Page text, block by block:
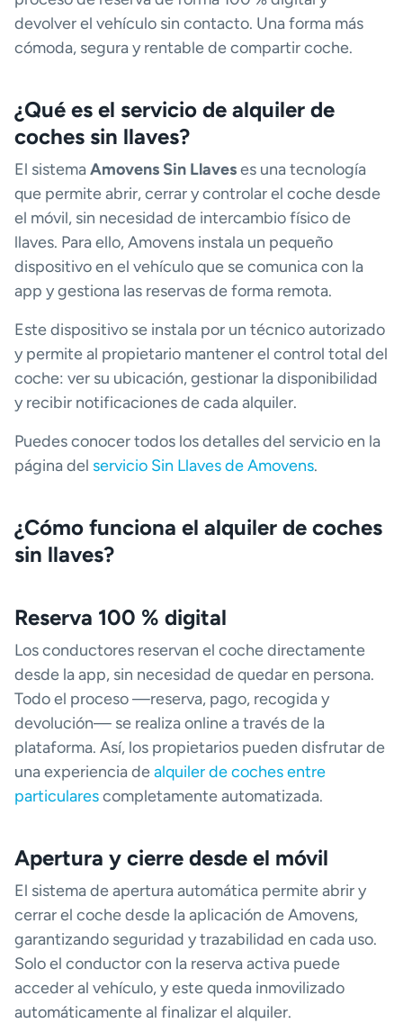
devolver el vehículo sin contacto. Una forma más
cómoda, segura y rentable de compartir coche.
¿Qué es el servicio de alquiler de
coches sin llaves?
El sistemaAmovens Sin Llaveses una tecnología
que permite abrir, cerrar y controlar el coche desde
el móvil, sin necesidad de intercambio físico de
llaves. Para ello, Amovens instala un pequeño
dispositivo en el vehículo que se comunica con la
app y gestiona las reservas de forma remota.
Este dispositivo se instala por un técnico autorizado
y permite al propietario mantener el control total del
coche: ver su ubicación, gestionar la disponibilidad
y recibir notificaciones de cada alquiler.
Puedes conocer todos los detalles del servicio en la
página del servicio Sin Llaves de Amovens.
¿Cómo funciona el alquiler de coches
sin llaves?
Reserva 100 % digital
Los conductores reservan el coche directamente
desde la app, sin necesidad de quedar en persona.
Todo el proceso —reserva, pago, recogida y
devolución— se realiza online a través de la
plataforma. Así, los propietarios pueden disfrutar de
una experiencia dealquiler de coches entre
particularescompletamente automatizada.
Apertura y cierre desde el móvil
El sistema de apertura automática permite abrir y
cerrar el coche desde la aplicación de Amovens,
garantizando seguridad y trazabilidad en cada uso.
Solo el conductor con la reserva activa puede
acceder al vehículo, y este queda inmovilizado
automáticamente al finalizar el alquiler.